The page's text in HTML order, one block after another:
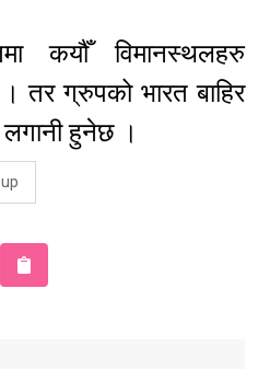
कयौँ विमानस्थलहरु
तर ग्रुपको भारत बाहिर
हुनेछ ।